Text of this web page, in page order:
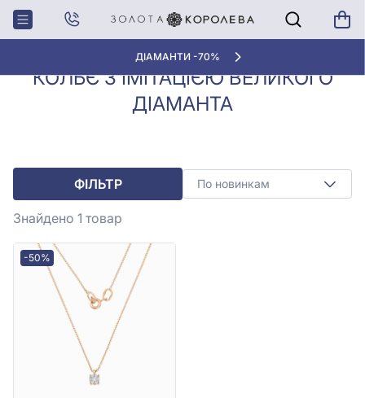
ДІАМАНТИ -70%
Головна
Колье з
діамантами
Кольє з імітацією великого
діаманта
КОЛЬЄ З ІМІТАЦІЄЮ ВЕЛИКОГО
ДІАМАНТА
ФІЛЬТР По новинкам
Знайдено 1 товар
-50%